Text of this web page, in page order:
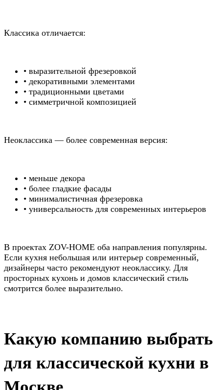
Классика отличается:
• выразительной фрезеровкой
• декоративными элементами
• традиционными цветами
• симметричной композицией
Неоклассика — более современная версия:
• меньше декора
• более гладкие фасады
• минималистичная фрезеровка
• универсальность для современных интерьеров
В проектах ZOV-HOME оба направления популярны.
Если кухня небольшая или интерьер современный,
дизайнеры часто рекомендуют неоклассику. Для
просторных кухонь и домов классический стиль
смотрится более выразительно.
Какую компанию выбрать
для классической кухни в